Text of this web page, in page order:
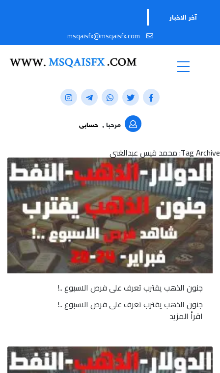
آخر الاخبار
msqaisfx@msqaisfx.com
مرحبا , حسابى
Tag Archive: محمد قيس عبدالغني
جنون الذهب يقترب تعرف على فرص الاسبوع ..!
جنون الذهب يقترب تعرف على فرص الاسبوع ..!
اقرأ المزيد